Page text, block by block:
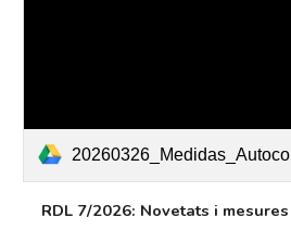
RDL 7/2026: Novetats i